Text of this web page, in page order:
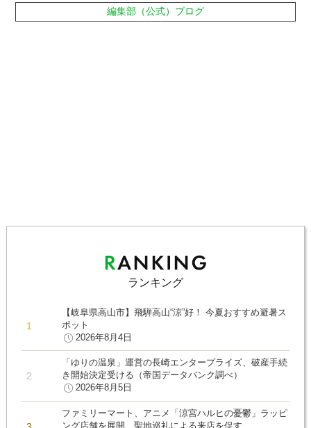
編集部（公式）ブログ
ランキング
【岐阜県高山市】飛騨高山“涼”好！ 今夏おすすめ避暑ス
ポット
2026年8月4日
「ゆりの温泉」運営の長崎エンタープライズ、破産手続
き開始決定受ける（帝国データバンク調べ）
2026年8月5日
ファミリーマート、アニメ「涼宮ハルヒの憂鬱」ラッピ
ング店舗を展開 聖地巡礼による来店を促す